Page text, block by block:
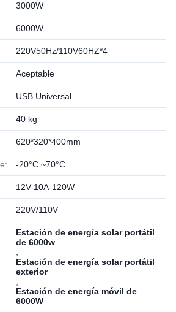
3000W
6000W
220V50Hz/110V60HZ*4
Aceptable
USB Universal
40 kg
620*320*400mm
-20°C ~70°C
12V-10A-120W
220V/110V
Estación de energía solar portátil
de 6000w
Estación de energía solar portátil
exterior
Estación de energía móvil de
6000W